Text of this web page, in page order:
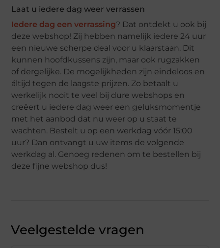
Laat u iedere dag weer verrassen
Iedere dag een verrassing? Dat ontdekt u ook bij
deze webshop! Zij hebben namelijk iedere 24 uur
een nieuwe scherpe deal voor u klaarstaan. Dit
kunnen hoofdkussens zijn, maar ook rugzakken
of dergelijke. De mogelijkheden zijn eindeloos en
áltijd tegen de laagste prijzen. Zo betaalt u
werkelijk nooit te veel bij dure webshops en
creëert u iedere dag weer een geluksmomentje
met het aanbod dat nu weer op u staat te
wachten. Bestelt u op een werkdag vóór 15:00
uur? Dan ontvangt u uw items de volgende
werkdag al. Genoeg redenen om te bestellen bij
deze fijne webshop dus!
Veelgestelde vragen